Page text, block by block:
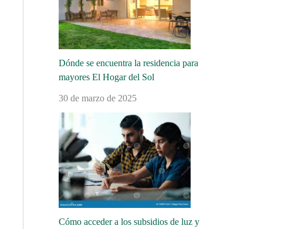
Dónde se encuentra la residencia para
mayores El Hogar del Sol
30 de marzo de 2025
Cómo acceder a los subsidios de luz y